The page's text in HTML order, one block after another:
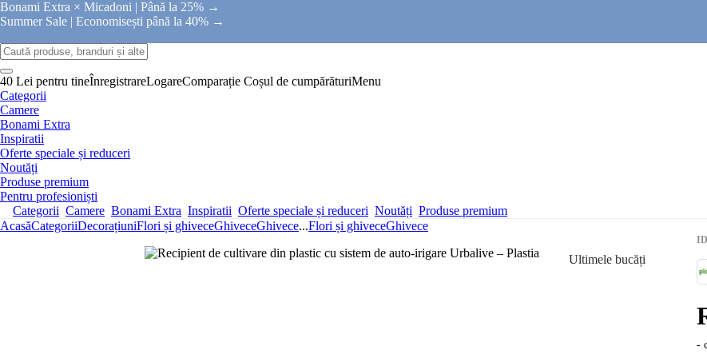
Bonami Extra × Micadoni | Până la 25% →
Summer Sale | Economisești până la 40% →
40 Lei pentru tineÎnregistrareLogareComparație Coșul de cumpărăturiMenu
Categorii
Camere
Bonami Extra
Inspiratii
Oferte speciale și reduceri
Noutăți
Produse premium
Pentru profesioniști
Categorii Camere Bonami Extra Inspiratii Oferte speciale și reduceri Noutăți Produse premium
AcasăCategoriiDecorațiuniFlori și ghiveceGhiveceGhivece...Flori și ghiveceGhivece
Ultimele bucăți
-